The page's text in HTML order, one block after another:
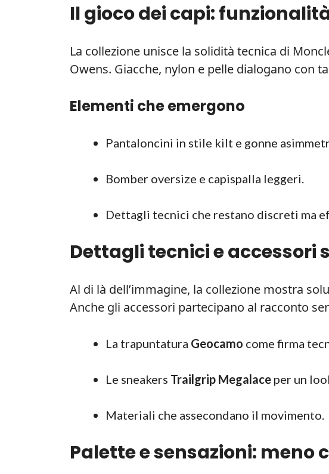
Il gioco dei capi:
La collezione unisce la solidità tecnica di
Owens. Giacche, nylon e pelle dialogano con
Elementi che emergono
Pantaloncini in stile kilt e gonne
Bomber oversize e capispalla leggeri.
Dettagli tecnici che restano discreti ma
Dettagli tecnici e accessori
Al di là dell’immagine, la collezione mostra
Anche gli accessori partecipano al racconto
La trapuntatura Geocamo come firma
Le sneakers Trailgrip Megalace per un
Materiali che assecondano il movimento.
Palette e sensazioni: meno